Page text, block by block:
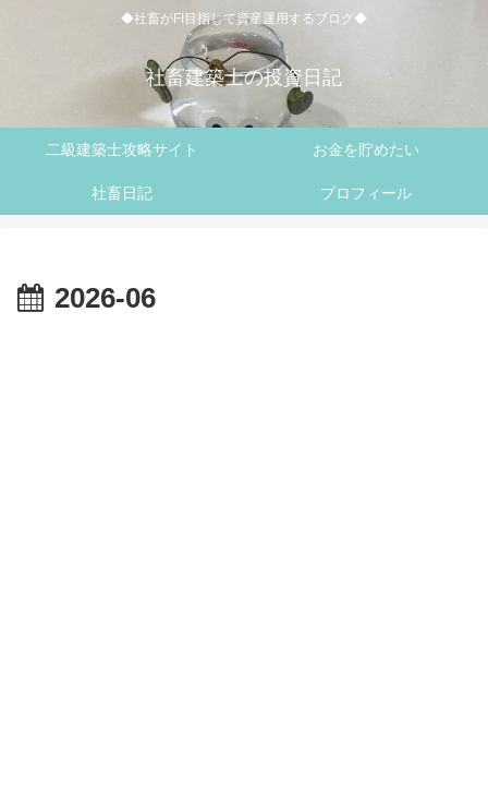
◆社畜がFI目指して資産運用するブログ◆
社畜建築士の投資日記
二級建築士攻略サイト お金を貯めたい
社畜日記 プロフィール
2026-06